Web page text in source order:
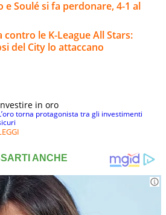
e Soulé si fa perdonare, 4-1 al
le K-League All Stars:
del City lo attaccano
in oro
torna protagonista tra gli investimenti